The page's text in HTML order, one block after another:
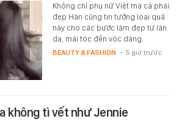
Không chỉ phụ nữ Việt mà cả phái
đẹp Hàn cũng tin tưởng loại quả
này cho các bước làm đẹp từ làn
da, mái tóc đến vóc dáng.
BEAUTY & FASHION - 5 giờ trước
không tì vết như Jennie